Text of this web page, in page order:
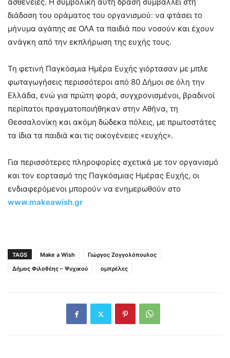
διάδοση του οράματος του οργανισμού: να φτάσει το
μήνυμα αγάπης σε ΟΛΑ τα παιδιά που νοσούν και έχουν
ανάγκη από την εκπλήρωση της ευχής τους.
Τη φετινή Παγκόσμια Ημέρα Ευχής γιόρτασαν με μπλε
φωταγωγήσεις περισσότεροι από 80 Δήμοι σε όλη την
Ελλάδα, ενώ για πρώτη φορά, συγχρονισμένοι, βραδινοί
περίπατοι πραγματοποιήθηκαν στην Αθήνα, τη
Θεσσαλονίκη και ακόμη δώδεκα πόλεις, με πρωτοστάτες
τα ίδια τα παιδιά και τις οικογένειες «ευχής».
Για περισσότερες πληροφορίες σχετικά με τον οργανισμό
και τον εορτασμό της Παγκόσμιας Ημέρας Ευχής, οι
ενδιαφερόμενοι μπορούν να ενημερωθούν στο
www.makeawish.gr
TAGS Make a Wish
Γιώργος Ζογγολόπουλος
Δήμος Φιλοθέης – Ψυχικού
ομπρέλες